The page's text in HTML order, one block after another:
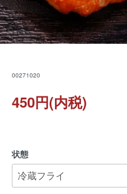
00271020
450円(内税)
状態